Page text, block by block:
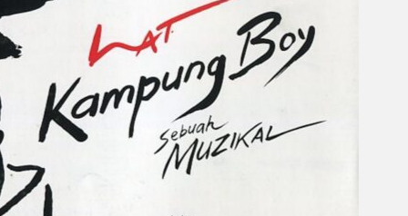
Koleksi Kami
Teater
Tarian
Artikel
Sejarah Lisan
Mengenai Kami
Hubungi Kami